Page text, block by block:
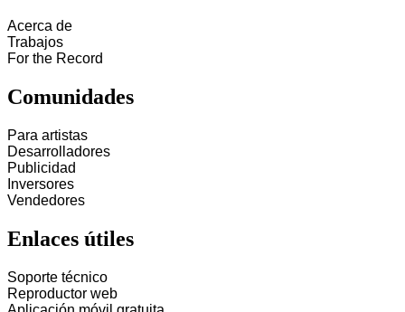
Acerca de
Trabajos
For the Record
Comunidades
Para artistas
Desarrolladores
Publicidad
Inversores
Vendedores
Enlaces útiles
Soporte técnico
Reproductor web